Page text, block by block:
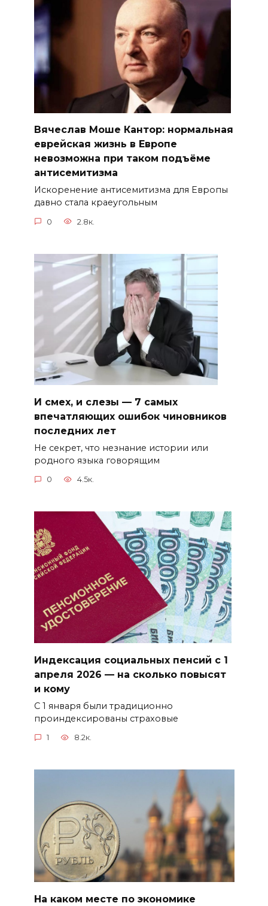
Вячеслав Моше Кантор: нормальная
еврейская жизнь в Европе
невозможна при таком подъёме
антисемитизма
Искоренение антисемитизма для Европы
давно стала краеугольным
0 2.8к.
И смех, и слезы — 7 самых
впечатляющих ошибок чиновников
последних лет
Не секрет, что незнание истории или
родного языка говорящим
0 4.5к.
Индексация социальных пенсий с 1
апреля 2026 — на сколько повысят
и кому
С 1 января были традиционно
проиндексированы страховые
1 8.2к.
На каком месте по экономике